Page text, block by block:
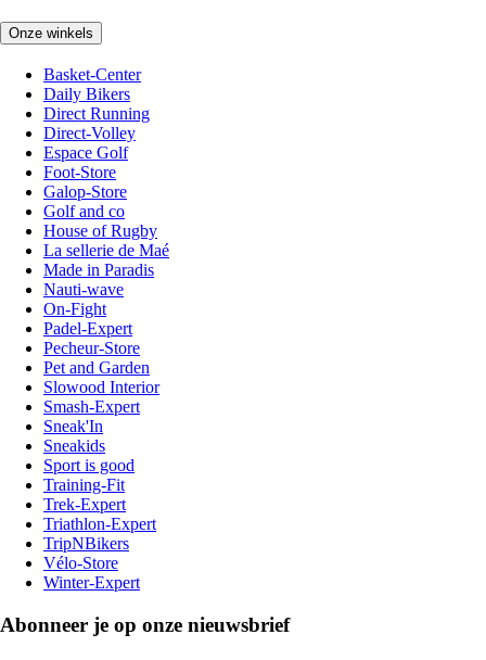
Onze winkels
Basket-Center
Daily Bikers
Direct Running
Direct-Volley
Espace Golf
Foot-Store
Galop-Store
Golf and co
House of Rugby
La sellerie de Maé
Made in Paradis
Nauti-wave
On-Fight
Padel-Expert
Pecheur-Store
Pet and Garden
Slowood Interior
Smash-Expert
Sneak'In
Sneakids
Sport is good
Training-Fit
Trek-Expert
Triathlon-Expert
TripNBikers
Vélo-Store
Winter-Expert
Abonneer je op onze nieuwsbrief